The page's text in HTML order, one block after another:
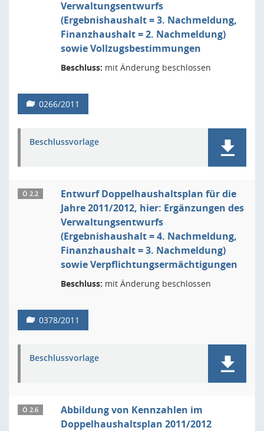
Verwaltungsentwurfs
(Ergebnishaushalt = 3. Nachmeldung,
Finanzhaushalt = 2. Nachmeldung)
sowie Vollzugsbestimmungen
Beschluss: mit Änderung beschlossen
0266/2011
Beschlussvorlage
Ö 2.2
Entwurf Doppelhaushaltsplan für die
Jahre 2011/2012, hier: Ergänzungen des
Verwaltungsentwurfs
(Ergebnishaushalt = 4. Nachmeldung,
Finanzhaushalt = 3. Nachmeldung)
sowie Verpflichtungsermächtigungen
Beschluss: mit Änderung beschlossen
0378/2011
Beschlussvorlage
Ö 2.6
Abbildung von Kennzahlen im
Doppelhaushaltsplan 2011/2012